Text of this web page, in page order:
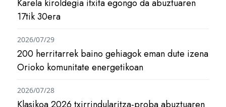
Karela kiroldegia itxita egongo da abuztuaren
17tik 30era
200 herritarrek baino gehiagok eman dute izena
Orioko komunitate energetikoan
2026/07/29
Klasikoa 2026 txirrindularitza-proba abuztuaren
2026/07/28